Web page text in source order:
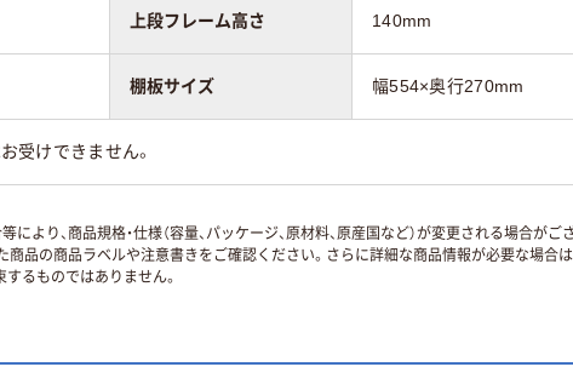
上段フレーム高さ 140mm
棚板サイズ 幅554×奥行270mm
受けできません。
り、商品規格・仕様（容量、パッケージ、原材料、原産国など）が変更される場合がご
品の商品ラベルや注意書きをご確認ください。さらに詳細な商品情報が必要な場合は
するものではありません。